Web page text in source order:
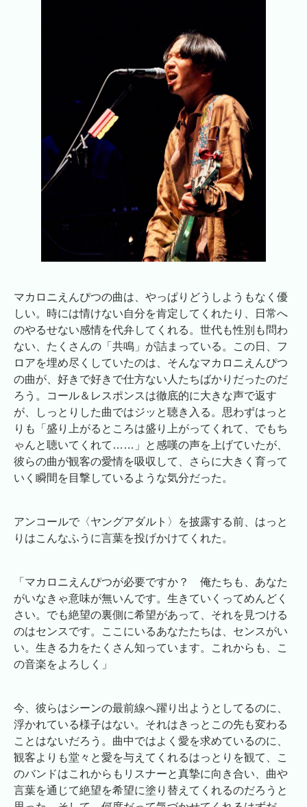
マカロニえんぴつの曲は、やっぱりどうしようもなく優
しい。時には情けない自分を肯定してくれたり、日常へ
のやるせない感情を代弁してくれる。世代も性別も問わ
ない、たくさんの「共鳴」が詰まっている。この日、フ
ロアを埋め尽くしていたのは、そんなマカロニえんぴつ
の曲が、好きで好きで仕方ない人たちばかりだったのだ
ろう。コール＆レスポンスは徹底的に大きな声で返す
が、しっとりした曲ではジッと聴き入る。思わずはっと
りも「盛り上がるところは盛り上がってくれて、でもち
ゃんと聴いてくれて……」と感嘆の声を上げていたが、
彼らの曲が観客の愛情を吸収して、さらに大きく育って
いく瞬間を目撃しているような気分だった。
アンコールで〈ヤングアダルト〉を披露する前、はっと
りはこんなふうに言葉を投げかけてくれた。
「マカロニえんぴつが必要ですか？ 俺たちも、あなた
がいなきゃ意味が無いんです。生きていくってめんどく
さい。でも絶望の裏側に希望があって、それを見つける
のはセンスです。ここにいるあなたたちは、センスがい
い。生きる力をたくさん知っています。これからも、こ
の音楽をよろしく」
今、彼らはシーンの最前線へ躍り出ようとしてるのに、
浮かれている様子はない。それはきっとこの先も変わる
ことはないだろう。曲中ではよく愛を求めているのに、
観客よりも堂々と愛を与えてくれるはっとりを観て、こ
のバンドはこれからもリスナーと真摯に向き合い、曲や
言葉を通じて絶望を希望に塗り替えてくれるのだろうと